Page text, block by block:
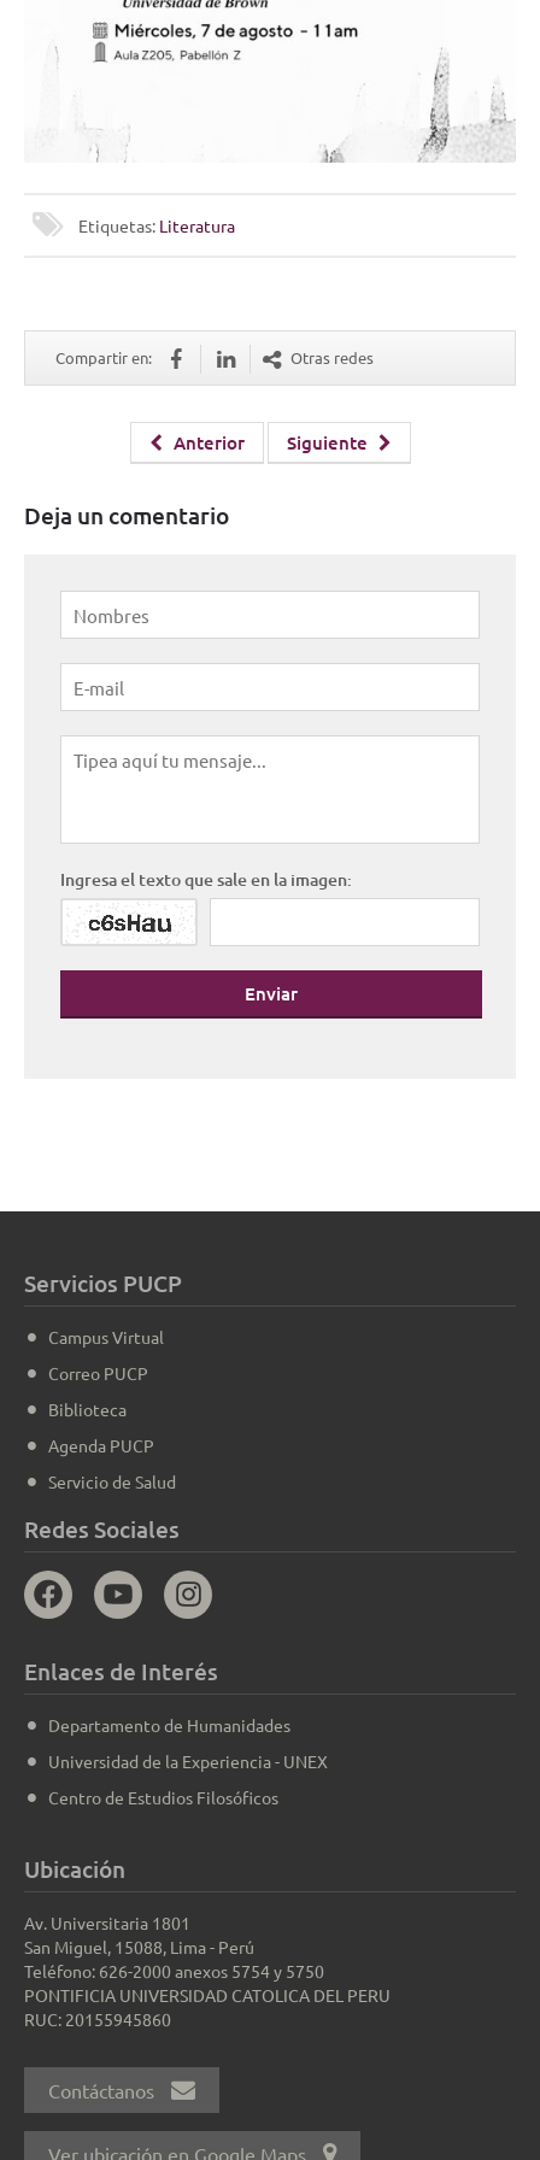
Etiquetas: Literatura
Compartir en: Otras redes
Anterior Siguiente
Deja un comentario
Ingresa el texto que sale en la imagen:
Enviar
Servicios PUCP
Campus Virtual
Correo PUCP
Biblioteca
Agenda PUCP
Servicio de Salud
Redes Sociales
Enlaces de Interés
Departamento de Humanidades
Universidad de la Experiencia - UNEX
Centro de Estudios Filosóficos
Ubicación
Av. Universitaria 1801
San Miguel, 15088, Lima - Perú
Teléfono: 626-2000 anexos 5754 y 5750
PONTIFICIA UNIVERSIDAD CATOLICA DEL PERU
RUC: 20155945860
Contáctanos
Ver ubicación en Google Maps